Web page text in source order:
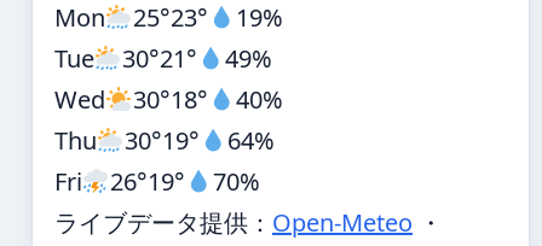
Mon
25°23°
19%
Tue
30°21°
49%
Wed
30°18°
40%
Thu
30°19°
64%
Fri
26°19°
70%
ライブデータ提供： Open-Meteo ・